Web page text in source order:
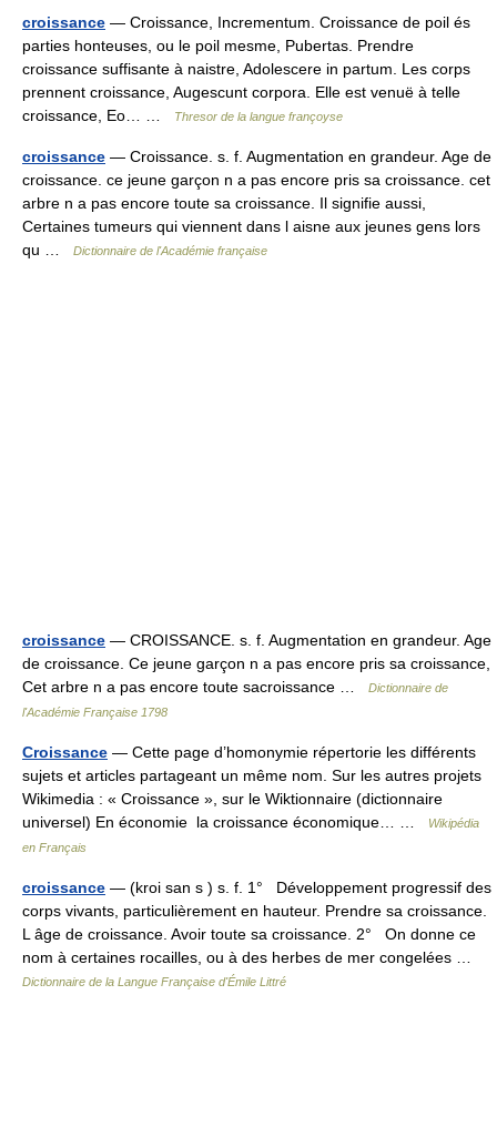
croissance — Croissance, Incrementum. Croissance de poil és
parties honteuses, ou le poil mesme, Pubertas. Prendre
croissance suffisante à naistre, Adolescere in partum. Les corps
prennent croissance, Augescunt corpora. Elle est venuë à telle
croissance, Eo… …
Thresor de la langue françoyse
croissance — Croissance. s. f. Augmentation en grandeur. Age de
croissance. ce jeune garçon n a pas encore pris sa croissance. cet
arbre n a pas encore toute sa croissance. Il signifie aussi,
Certaines tumeurs qui viennent dans l aisne aux jeunes gens lors
qu …
Dictionnaire de l'Académie française
croissance — CROISSANCE. s. f. Augmentation en grandeur. Age
de croissance. Ce jeune garçon n a pas encore pris sa croissance,
Cet arbre n a pas encore toute sacroissance …
Dictionnaire de
l'Académie Française 1798
Croissance — Cette page d’homonymie répertorie les différents
sujets et articles partageant un même nom. Sur les autres projets
Wikimedia : « Croissance », sur le Wiktionnaire (dictionnaire
universel) En économie la croissance économique… …
Wikipédia
en Français
croissance — (kroi san s ) s. f. 1° Développement progressif des
corps vivants, particulièrement en hauteur. Prendre sa croissance.
L âge de croissance. Avoir toute sa croissance. 2° On donne ce
nom à certaines rocailles, ou à des herbes de mer congelées …
Dictionnaire de la Langue Française d'Émile Littré